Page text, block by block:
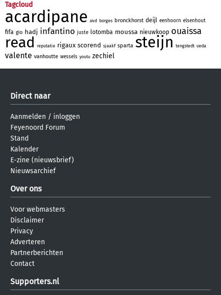
Tagcloud
acardipane aivd borges bronckhorst deijl eenhoorn elsenhout
fifa gio hadj infantino juste lotomba moussa nieuwkoop ouaissa
read reputatie rigaux scorend sjaakf sparta steijn tengstedt ueda
valente vanhoutte wessels youtu zechiel
Direct naar
Aanmelden / inloggen
Feyenoord Forum
Stand
Kalender
E-zine (nieuwsbrief)
Nieuwsarchief
Over ons
Voor webmasters
Disclaimer
Privacy
Adverteren
Partnerberichten
Contact
Supporters.nl